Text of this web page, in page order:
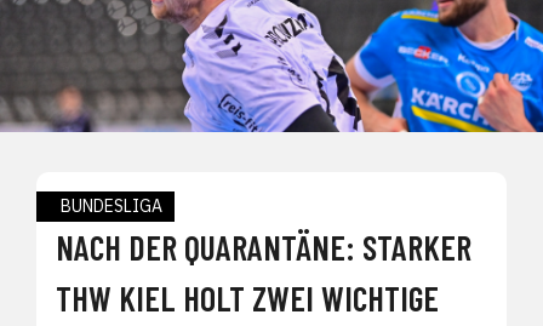
BUNDESLIGA
NACH DER QUARANTÄNE: STARKER
THW KIEL HOLT ZWEI WICHTIGE